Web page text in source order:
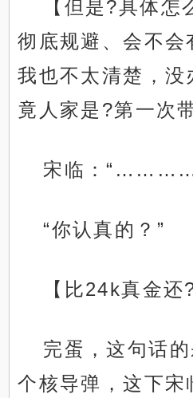
【但是?具体怎
彻底规避、会不会
我也不太清楚，
竟人家是?第一次
宋临：“…………
“你认真的？”
【比24k真金还
完蛋，这句话
个核导弹，这下宋